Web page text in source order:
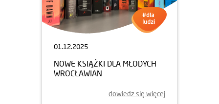
01.12.2025
NOWE KSIĄŻKI DLA MŁODYCH
WROCŁAWIAN
dowiedz się więcej